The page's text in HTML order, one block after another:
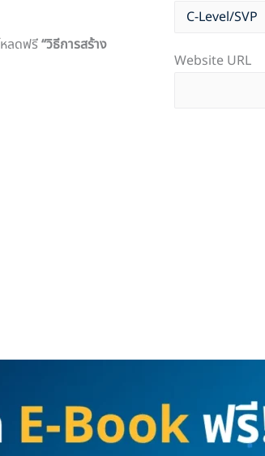
ลดฟรี“วิธีการสร้าง
Website URL